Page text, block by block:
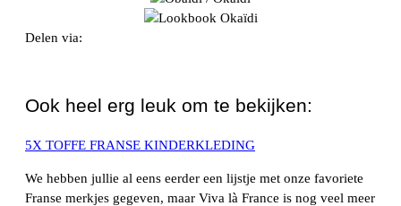
Delen via:
Ook heel erg leuk om te bekijken:
5X TOFFE FRANSE KINDERKLEDING
We hebben jullie al eens eerder een lijstje met onze favoriete
Franse merkjes gegeven, maar Viva là France is nog veel meer